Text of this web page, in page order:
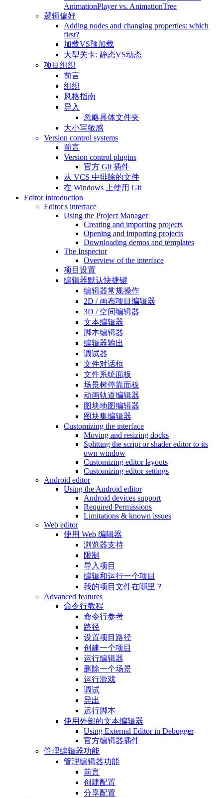
AnimationPlayer vs. AnimationTree
逻辑偏好
Adding nodes and changing properties: which
first?
加载VS预加载
大型关卡: 静态VS动态
项目组织
前言
组织
风格指南
导入
忽略具体文件夹
大小写敏感
Version control systems
前言
Version control plugins
官方 Git 插件
从 VCS 中排除的文件
在 Windows 上使用 Git
Editor introduction
Editor's interface
Using the Project Manager
Creating and importing projects
Opening and importing projects
Downloading demos and templates
The Inspector
Overview of the interface
项目设置
编辑器默认快捷键
编辑器常规操作
2D / 画布项目编辑器
3D / 空间编辑器
文本编辑器
脚本编辑器
编辑器输出
调试器
文件对话框
文件系统面板
场景树停靠面板
动画轨道编辑器
图块地图编辑器
图块集编辑器
Customizing the interface
Moving and resizing docks
Splitting the script or shader editor to its
own window
Customizing editor layouts
Customizing editor settings
Android editor
Using the Android editor
Android devices support
Required Permissions
Limitations & known issues
Web editor
使用 Web 编辑器
浏览器支持
限制
导入项目
编辑和运行一个项目
我的项目文件在哪里？
Advanced features
命令行教程
命令行参考
路径
设置项目路径
创建一个项目
运行编辑器
删除一个场景
运行游戏
调试
导出
运行脚本
使用外部的文本编辑器
Using External Editor in Debugger
官方编辑器插件
管理编辑器功能
管理编辑器功能
前言
创建配置
分享配置